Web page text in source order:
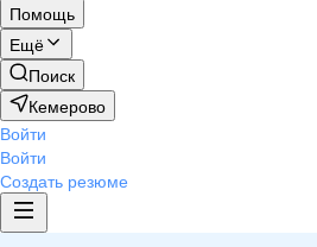
Помощь
Ещё
Поиск
Кемерово
Войти
Войти
Создать резюме